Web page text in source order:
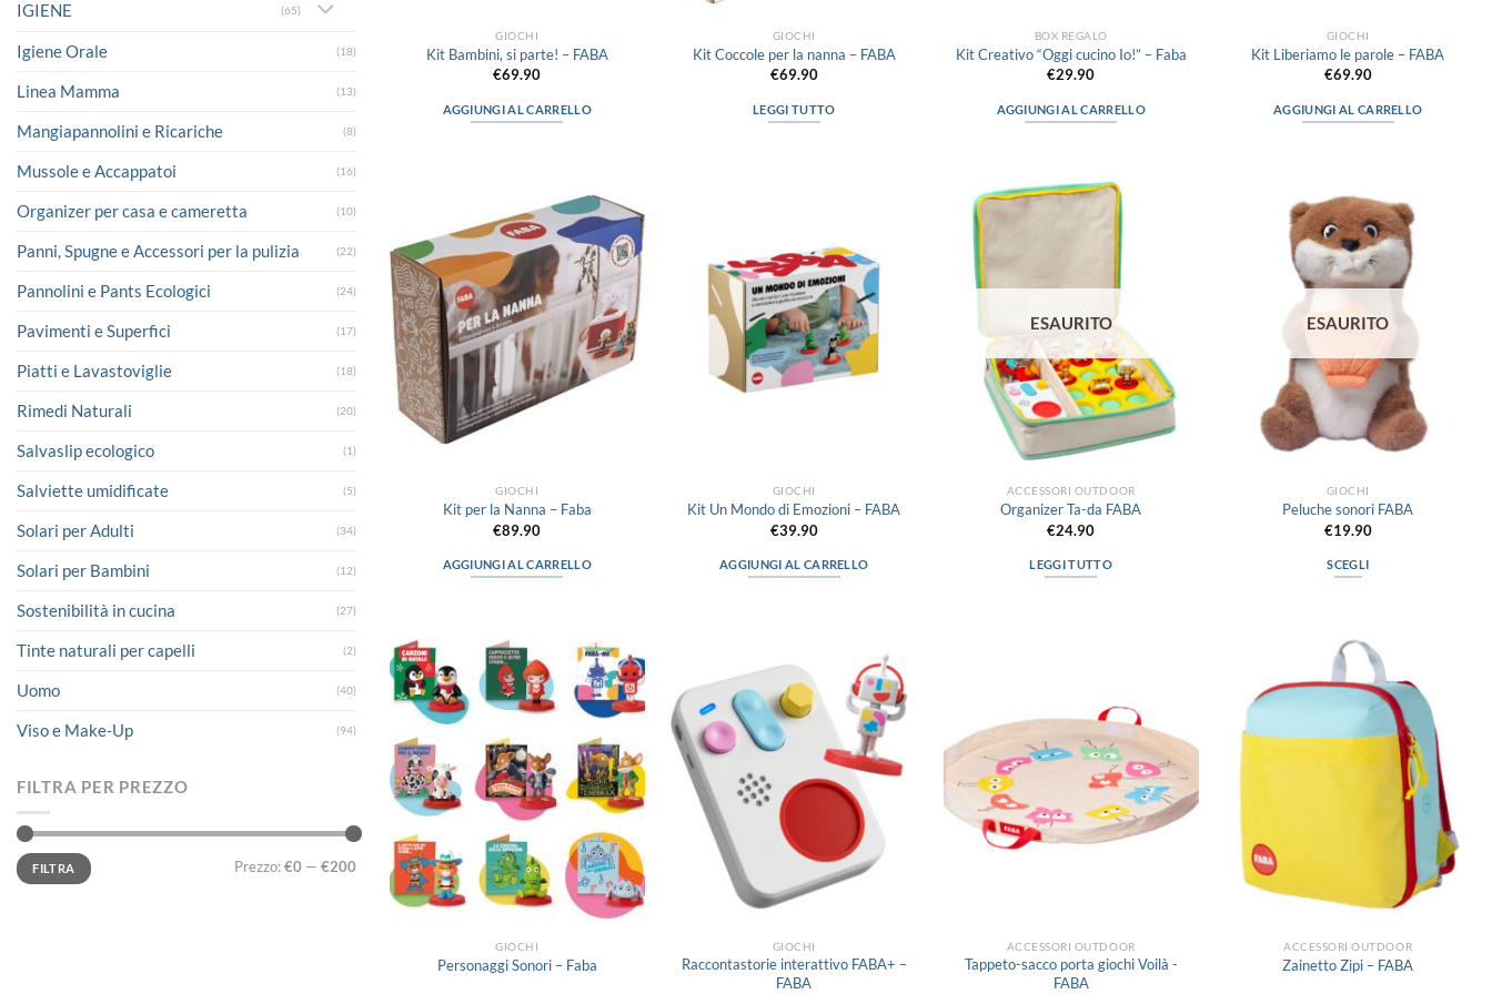
IGIENE (65)
Igiene Orale (18)
Linea Mamma (13)
Mangiapannolini e Ricariche (8)
Mussole e Accappatoi (16)
Organizer per casa e cameretta (10)
Panni, Spugne e Accessori per la pulizia (22)
Pannolini e Pants Ecologici (24)
Pavimenti e Superfici (17)
Piatti e Lavastoviglie (18)
Rimedi Naturali (20)
Salvaslip ecologico (1)
Salviette umidificate (5)
Solari per Adulti (34)
Solari per Bambini (12)
Sostenibilità in cucina (27)
Tinte naturali per capelli (2)
Uomo (40)
Viso e Make-Up (94)
FILTRA PER PREZZO
Prezzo
Min
Prezzo
MaxFILTRA Prezzo:€0 — €200
GIOCHI
Kit Bambini, si parte! – FABA
€69.90
AGGIUNGI AL CARRELLO
GIOCHI
Kit Coccole per la nanna – FABA
€69.90
LEGGI TUTTO
BOX REGALO
Kit Creativo “Oggi cucino Io!” – Faba
€29.90
AGGIUNGI AL CARRELLO
GIOCHI
Kit Liberiamo le parole – FABA
€69.90
AGGIUNGI AL CARRELLO
Aggiungi
alla lista
dei
desideri
GIOCHI
Kit per la Nanna – Faba
€89.90
AGGIUNGI AL CARRELLO
desideri
GIOCHI
Kit Un Mondo di Emozioni – FABA
€39.90
AGGIUNGI AL CARRELLO
ESAURITO
ACCESSORI OUTDOOR
Organizer Ta-da FABA
€24.90
LEGGI TUTTO
Aggiungi
ESAURITO
GIOCHI
Peluche sonori FABA
€19.90
SCEGLI
ha
varianti.
possono
prodotto
Aggiungi
alla lista
dei
desideri
GIOCHI
Personaggi Sonori – Faba
Aggiungi
alla lista
dei
desideri
GIOCHI
Raccontastorie interattivo FABA+ –
FABA
desideri
ACCESSORI OUTDOOR
Tappeto-sacco porta giochi Voilà -
FABA
Aggiungi
alla lista
dei
desideri
ACCESSORI OUTDOOR
Zainetto Zipi – FABA